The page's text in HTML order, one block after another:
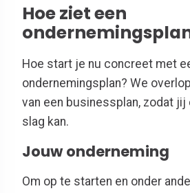
Hoe ziet een
Hoe start je nu concreet met
ondernemingsplan? We
van een businessplan, zodat jij
slag kan.
Jouw onderneming
Om op te starten en onder